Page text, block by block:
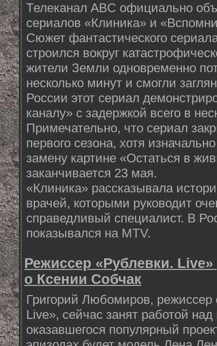
Телеканал ABC официально
сериалов «Клиника» и
Сюжет фантастического
строился вокруг
жители Земли одновременно
несколько минут и смогли
России этот сериал
каналу» с задержкой всего в
Примечательно, что сериал
первого сезона, хотя
замену картине «Остаться в
заканчивается 23 мая.
«Клиника» рассказывала
врачей, которыми руководит
справедливый специалист. В
показывался на MTV.
Режиссер «Рублевки. Live»
о Ксении Собчак
Григорий Любомиров, режиссер
Live», сейчас занят работой
оказавшегося популярный